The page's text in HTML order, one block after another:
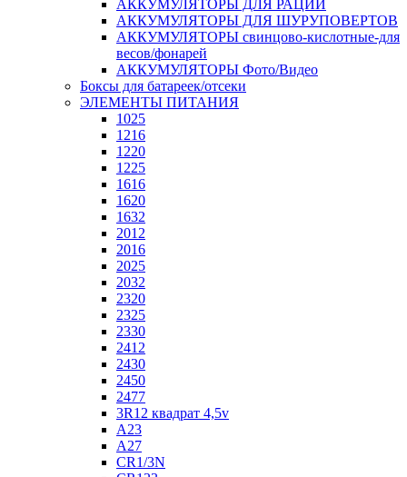
АККУМУЛЯТОРЫ ДЛЯ РАЦИЙ
АККУМУЛЯТОРЫ ДЛЯ ШУРУПОВЕРТОВ
АККУМУЛЯТОРЫ свинцово-кислотные-для
весов/фонарей
АККУМУЛЯТОРЫ Фото/Видео
Боксы для батареек/отсеки
ЭЛЕМЕНТЫ ПИТАНИЯ
1025
1216
1220
1225
1616
1620
1632
2012
2016
2025
2032
2320
2325
2330
2412
2430
2450
2477
3R12 квадрат 4,5v
A23
A27
CR1/3N